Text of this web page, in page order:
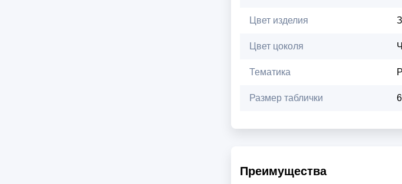
Цвет изделия
Цвет цоколя
Тематика
Размер таблички
Преимущества